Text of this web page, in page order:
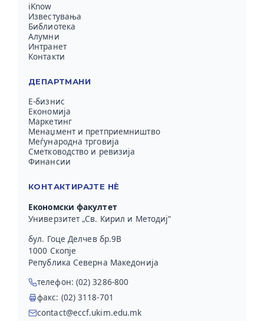
iKnow
Известувања
Библиотека
Алумни
Интранет
Контакти
ДЕПАРТМАНИ
Е-бизнис
Економија
Маркетинг
Менаџмент и претприемништво
Меѓународна трговија
Сметководство и ревизија
Финансии
КОНТАКТИРАЈТЕ НЀ
Економски факултет
Универзитет „Св. Кирил и Методиј“
бул. Гоце Делчев бр.9В
1000 Скопје
Република Северна Македонија
телефон: (02) 3286-800
факс: (02) 3118-701
contact@eccf.ukim.edu.mk